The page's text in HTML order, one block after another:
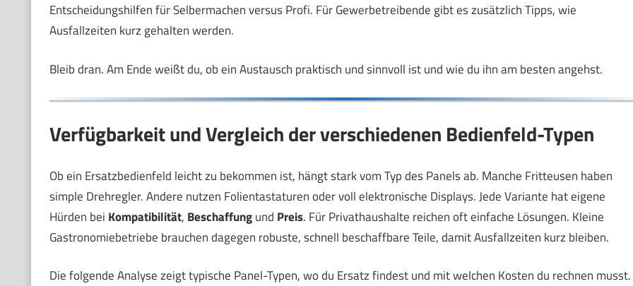
Entscheidungshilfen für Selbermachen versus Profi. Für Gewerbetreibende gibt es zusätzlich Tipps, wie
Ausfallzeiten kurz gehalten werden.
Bleib dran. Am Ende weißt du, ob ein Austausch praktisch und sinnvoll ist und wie du ihn am besten angehst.
Verfügbarkeit und Vergleich der verschiedenen Bedienfeld-Typen
Ob ein Ersatzbedienfeld leicht zu bekommen ist, hängt stark vom Typ des Panels ab. Manche Fritteusen haben
simple Drehregler. Andere nutzen Folientastaturen oder voll elektronische Displays. Jede Variante hat eigene
Hürden bei Kompatibilität, Beschaffungund Preis. Für Privathaushalte reichen oft einfache Lösungen. Kleine
Gastronomiebetriebe brauchen dagegen robuste, schnell beschaffbare Teile, damit Ausfallzeiten kurz bleiben.
Die folgende Analyse zeigt typische Panel-Typen, wo du Ersatz findest und mit welchen Kosten du rechnen musst.